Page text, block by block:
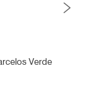
Verde